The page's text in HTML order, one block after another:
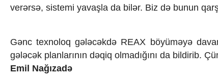
verərsə, sistemi yavaşla da bilər. Biz də bunun
Gənc texnoloq gələcəkdə REAX böyüməyə
gələcək planlarının dəqiq olmadığını da bildirib.
Emil Nağızadə